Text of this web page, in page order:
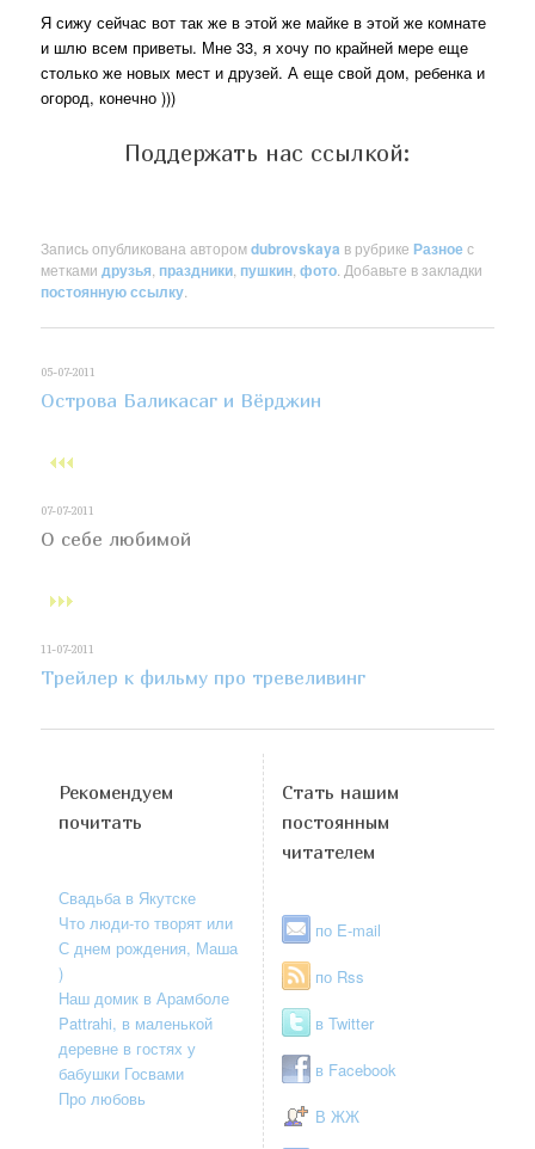
Я сижу сейчас вот так же в этой же майке в этой же комнате
и шлю всем приветы. Мне 33, я хочу по крайней мере еще
столько же новых мест и друзей. А еще свой дом, ребенка и
огород, конечно )))
Поддержать нас ссылкой:
Запись опубликована авторомdubrovskaya в рубрикеРазноес
метками друзья праздники пушкин ,фото . Добавьте в закладки
постоянную ссылку
05-07-2011
Острова Баликасаг и Вёрджин
07-07-2011
О себе любимой
11-07-2011
Трейлер к фильму про тревеливинг
Рекомендуем
почитать
Свадьба в Якутске
Что люди-то творят или
С днем рождения, Маша
)
Наш домик в Арамболе
Pattrahi, в маленькой
деревне в гостях у
бабушки Госвами
Про любовь
Стать нашим
постоянным
читателем
по E-mail
по Rss
в Twitter
в Facebook
В ЖЖ